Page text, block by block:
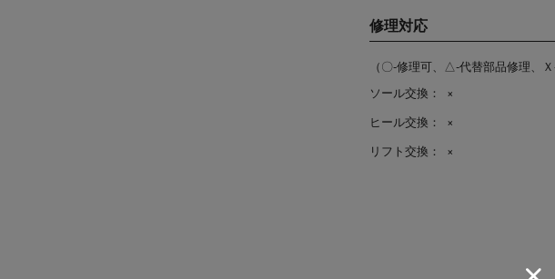
修理対応
（〇-修理可、△-代替部品修理、
ソール交換：
×
ヒール交換：
×
リフト交換：
×